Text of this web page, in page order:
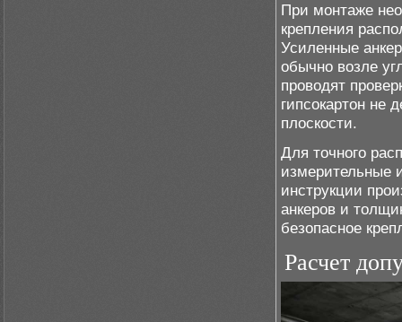
При монтаже
крепления
Усиленные
обычно возле
проводят
гипсокартон не
плоскости.
Для точного
измерительные
инструкции
анкеров и
безопасное
Расчет